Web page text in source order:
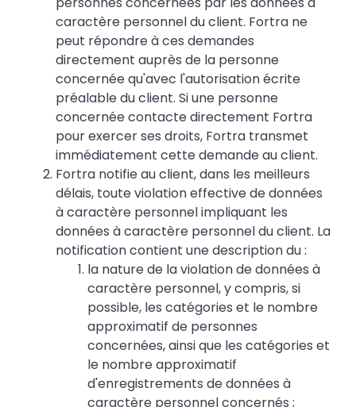
caractère personnel du client. Fortra ne
peut répondre à ces demandes
directement auprès de la personne
concernée qu'avec l'autorisation écrite
préalable du client. Si une personne
concernée contacte directement Fortra
pour exercer ses droits, Fortra transmet
immédiatement cette demande au client.
Fortra notifie au client, dans les meilleurs
délais, toute violation effective de données
à caractère personnel impliquant les
données à caractère personnel du client. La
notification contient une description du :
la nature de la violation de données à
caractère personnel, y compris, si
possible, les catégories et le nombre
approximatif de personnes
concernées, ainsi que les catégories et
le nombre approximatif
d'enregistrements de données à
caractère personnel concernés ;